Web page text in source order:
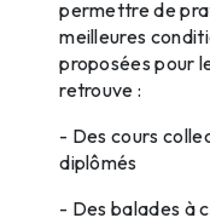
permettre de
meilleures
proposées pour
retrouve :
- Des cours
diplômés
- Des balades à